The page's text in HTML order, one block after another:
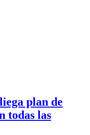
plan de
todas las